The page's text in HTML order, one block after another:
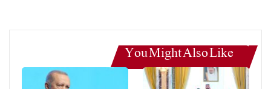
You Might Also Like